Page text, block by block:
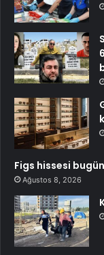
Figs hissesi
Ağustos 8, 2026